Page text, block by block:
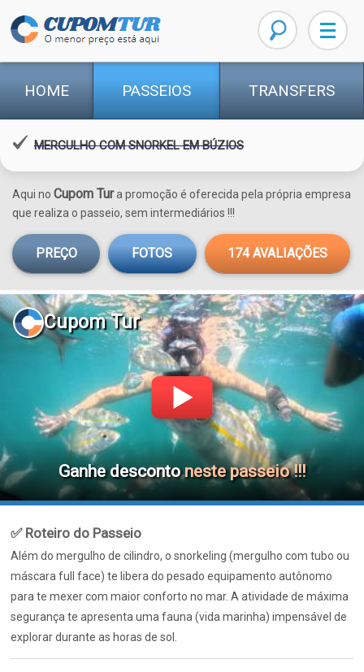
HOME PASSEIOS TRANSFERS
MERGULHO COM SNORKEL EM BÚZIOS
Aqui no Cupom Tura promoção é oferecida pela própria empresa
que realiza o passeio, sem intermediários !!!
PREÇO FOTOS 174AVALIAÇÕES
Cupom Tur
Ganhe descontoneste passeio !!!
✅ Roteiro do Passeio
Além do mergulho de cilindro, o snorkeling (mergulho com tubo ou
máscara full face) te libera do pesado equipamento autônomo
para te mexer com maior conforto no mar. A atividade de máxima
segurança te apresenta uma fauna (vida marinha) impensável de
explorar durante as horas de sol.